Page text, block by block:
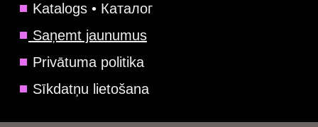
Katalogs • Каталог
Saņemt jaunumus
Privātuma politika
Sīkdatņu lietošana